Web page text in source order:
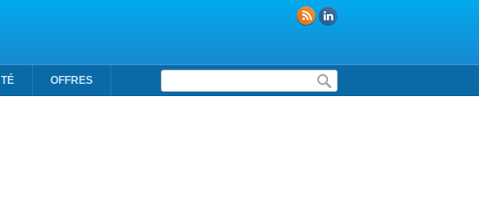
Formulaire de recherche
OFFRES